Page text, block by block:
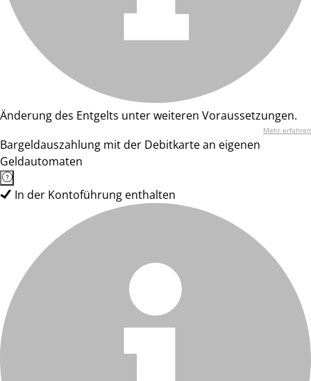
Änderung des Entgelts unter weiteren Voraussetzungen.
Mehr erfahren
Bargeldauszahlung mit der Debitkarte an eigenen
Geldautomaten
In der Kontoführung enthalten